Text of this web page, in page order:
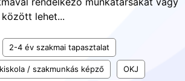
lehet...
2-4 év szakmai tapasztalat
/ szakmunkás képző OKJ